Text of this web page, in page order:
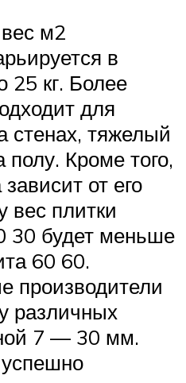
м2
в
25 кг. Более
для
стенах, тяжелый
Кроме того,
от его
вес плитки
30 будет меньше
60 60.
производители
различных
7 — 30 мм.